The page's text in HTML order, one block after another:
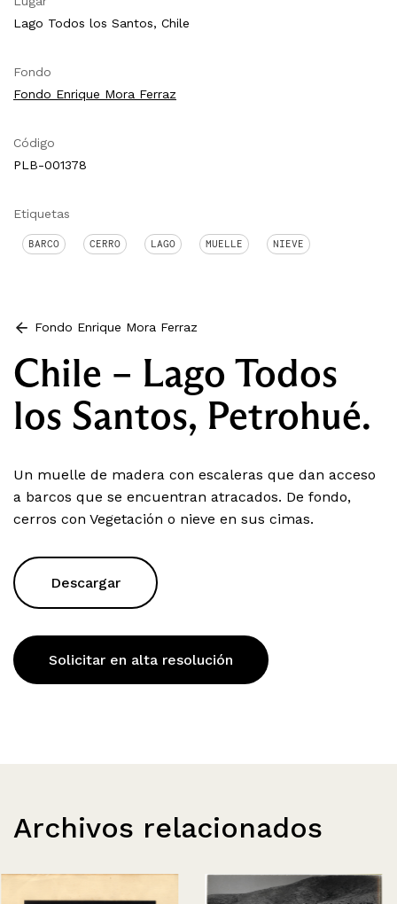
Lago Todos los Santos, Chile
Fondo
Fondo Enrique Mora Ferraz
Código
PLB-001378
Etiquetas
BARCO CERRO LAGO MUELLE NIEVE
Fondo Enrique Mora Ferraz
Chile – Lago Todos
los Santos, Petrohué.
Un muelle de madera con escaleras que dan acceso
a barcos que se encuentran atracados. De fondo,
cerros con Vegetación o nieve en sus cimas.
Descargar
Solicitar en alta resolución
Archivos relacionados